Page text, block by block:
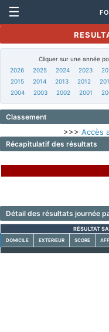
☰
Cliquer sur une année
2026
2025 2024 2023
2015
2014 2013 2012
2004
2003 2002 2001
Classement
>>> Accès
Récapitulatif des résultats
Détail des résultats journée
RÉSULTAT
DOMICILE EXTERIEUR SCORE